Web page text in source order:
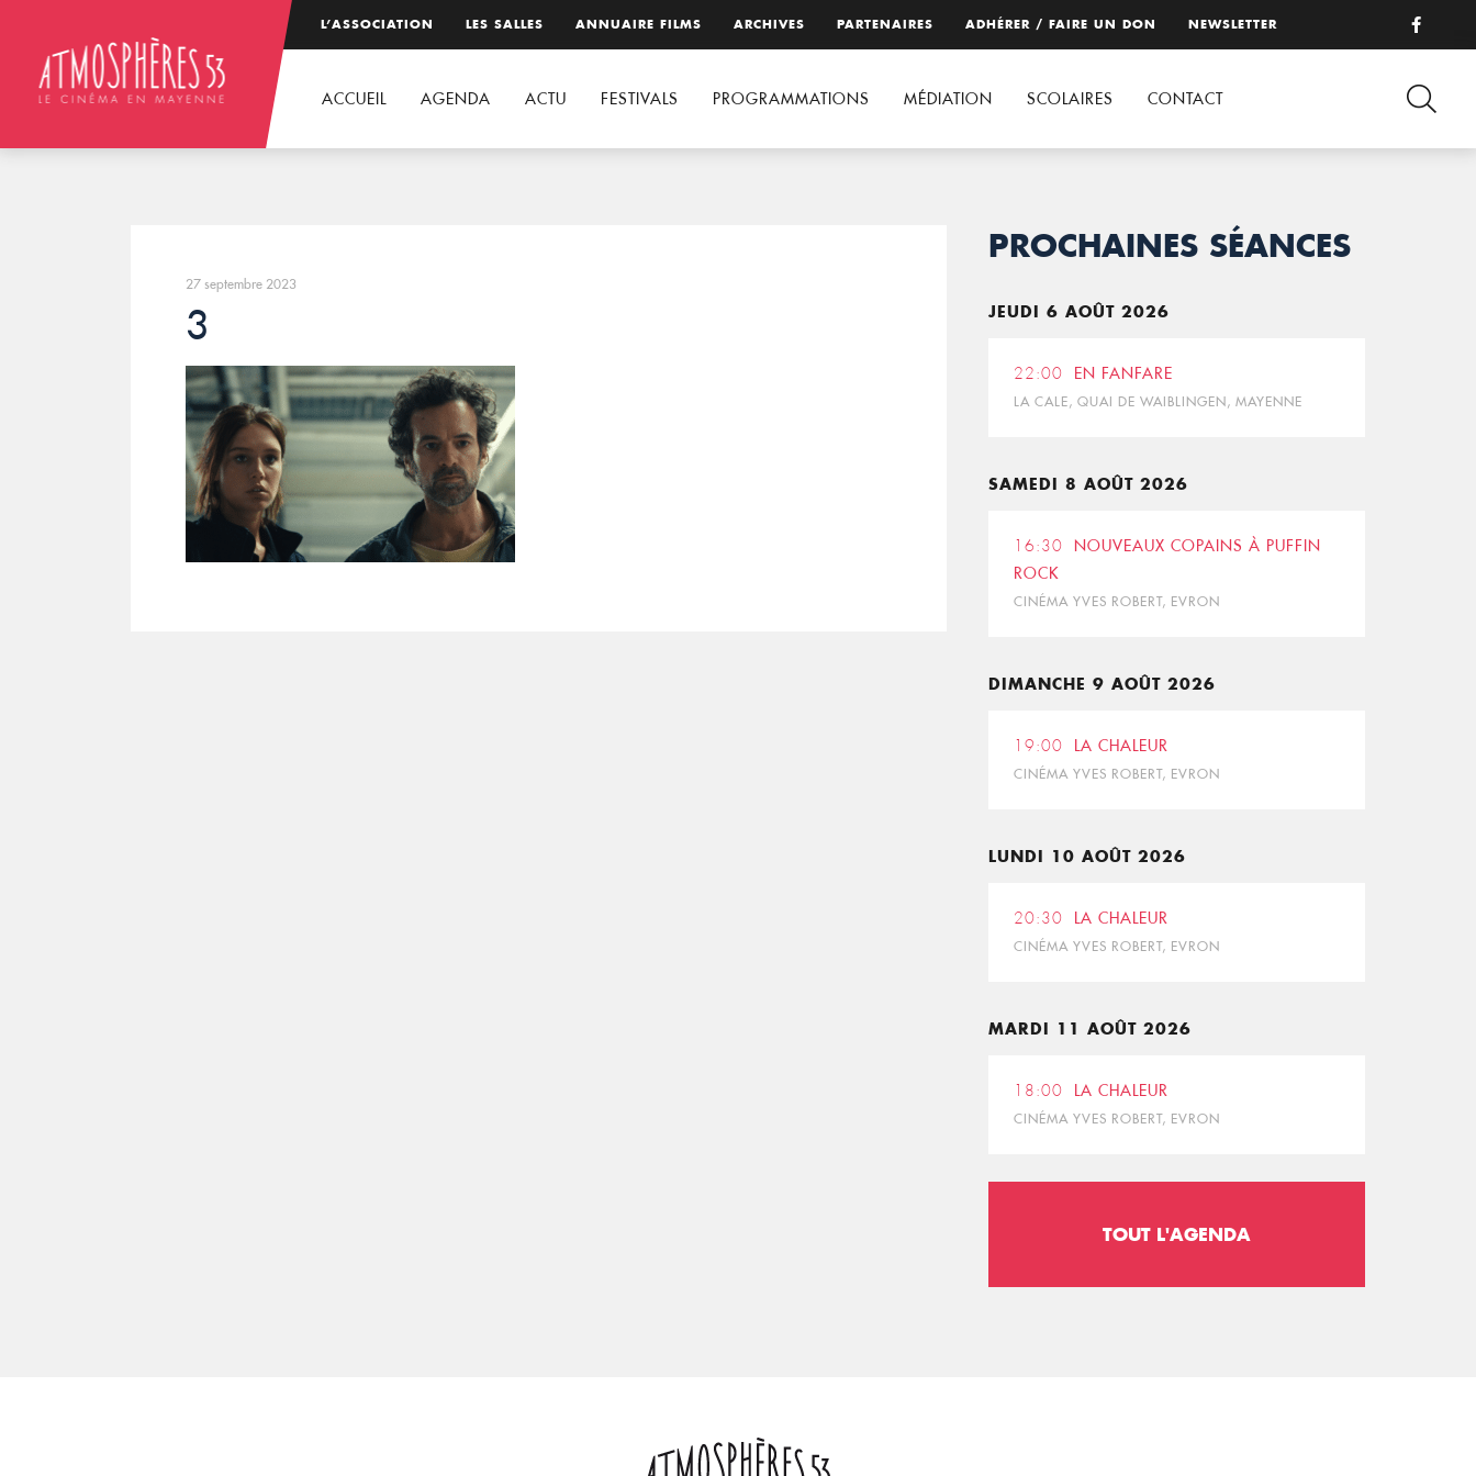
L’ASSOCIATION LES SALLES ANNUAIRE FILMS ARCHIVES PARTENAIRES ADHÉRER / FAIRE UN DON NEWSLETTER
ACCUEIL AGENDA ACTU FESTIVALS PROGRAMMATIONS MÉDIATION SCOLAIRES CONTACT
27 septembre 2023
3
PROCHAINES SÉANCES
JEUDI 6 AOÛT 2026
22:00 EN FANFARE
LA CALE, QUAI DE WAIBLINGEN, MAYENNE
SAMEDI 8 AOÛT 2026
16:30
NOUVEAUX COPAINS À PUFFIN
ROCK
CINÉMA YVES ROBERT, EVRON
DIMANCHE 9 AOÛT 2026
19:00 LA CHALEUR
CINÉMA YVES ROBERT, EVRON
LUNDI 10 AOÛT 2026
20:30 LA CHALEUR
CINÉMA YVES ROBERT, EVRON
MARDI 11 AOÛT 2026
18:00 LA CHALEUR
CINÉMA YVES ROBERT, EVRON
TOUT L'AGENDA